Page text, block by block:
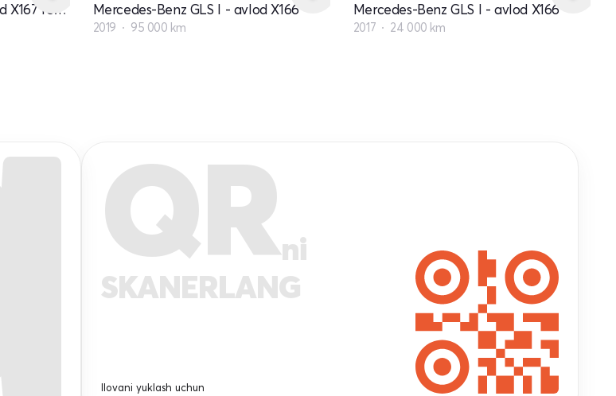
Mercedes-Benz GLS I - avlod X167 restayling Mercedes-Benz GLS I - avlod X166
2019 95 000 km
Mercedes-Benz GLS I - avlod X166
2017 24 000 km
QRni
SKANERLANG
Ilovani yuklash uchun